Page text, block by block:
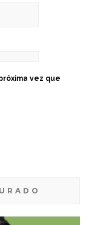
vez que